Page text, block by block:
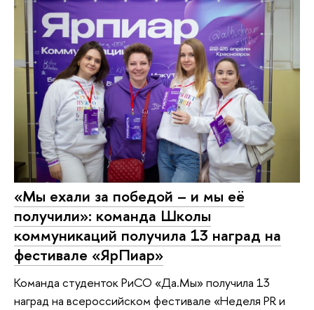
«Мы ехали за победой – и мы её
получили»: команда Школы
коммуникаций получила 13 наград на
фестивале «ЯрПиар»
Команда студенток РиСО «Да.Мы» получила 13
наград на всероссийском фестивале «Неделя PR и